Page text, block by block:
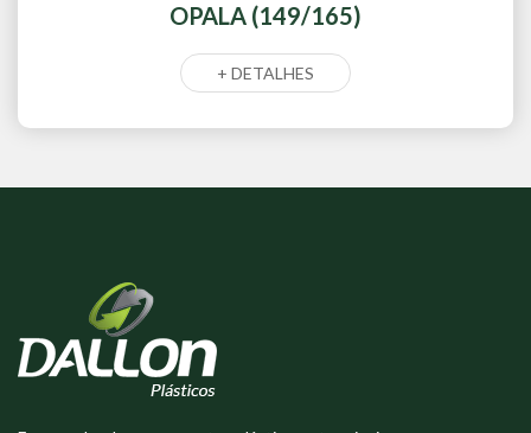
OPALA (149/165)
+ DETALHES